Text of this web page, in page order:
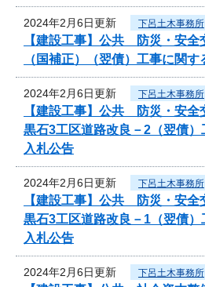
2024年2月6日更新 下呂土木事務所
【建設工事】公共 防災・安全
（国補正）（翌債）工事に関
2024年2月6日更新 下呂土木事務所
【建設工事】公共 防災・安全
黒石3工区道路改良－2（翌債
入札公告
2024年2月6日更新 下呂土木事務所
【建設工事】公共 防災・安全
黒石3工区道路改良－1（翌債
入札公告
2024年2月6日更新 下呂土木事務所